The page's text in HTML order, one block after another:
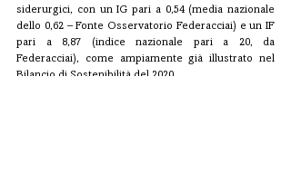
siderurgici, con un IG pari a 0,54 (media nazionale
dello 0,62 – Fonte Osservatorio Federacciai) e un IF
pari a 8,87 (indice nazionale pari a 20, da
Federacciai), come ampiamente già illustrato nel
Bilancio di Sostenibilità del 2020.